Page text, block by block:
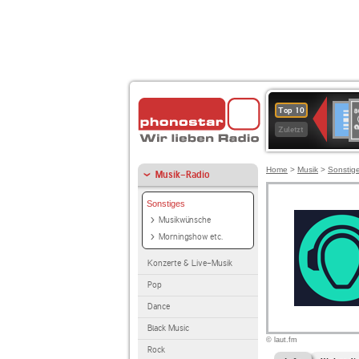
Top 10
Zuletzt
Musik-Radio
Sonstiges
Musikwünsche
Morningshow etc.
Konzerte & Live-Musik
Pop
Dance
Black Music
Rock
Home > Musik >
© laut.fm